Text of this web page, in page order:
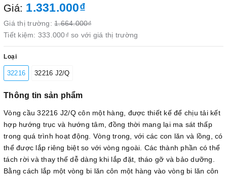
Giá: 1.331.000₫
Giá thị trường: 1.664.000₫
Tiết kiệm: 333.000₫ so với giá thị trường
Loại
32216 32216 J2/Q
Thông tin sản phẩm
Vòng cầu 32216 J2/Q côn một hàng, được thiết kế để chịu tải kết
hợp hướng trục và hướng tâm, đồng thời mang lại ma sát thấp
trong quá trình hoạt động. Vòng trong, với các con lăn và lồng, có
thể được lắp riêng biệt so với vòng ngoài. Các thành phần có thể
tách rời và thay thế dễ dàng khi lắp đặt, tháo gỡ và bảo dưỡng.
Bằng cách lắp một vòng bi lăn côn một hàng vào vòng bi lăn côn